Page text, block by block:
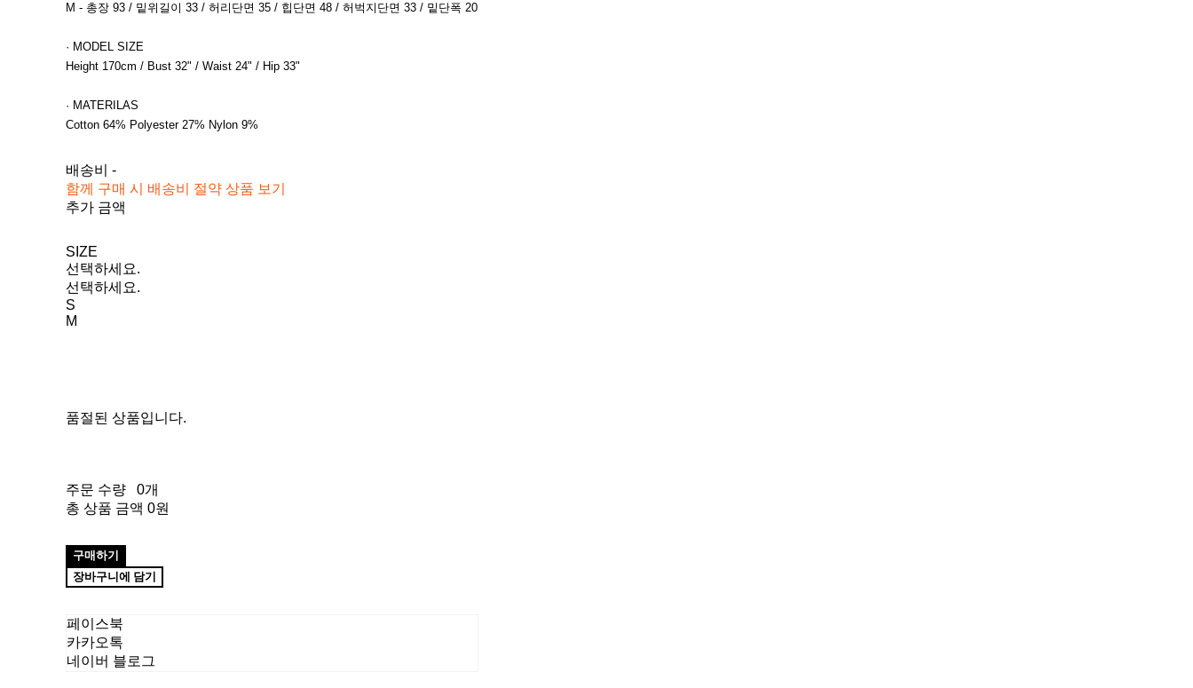
M - 총장 93 / 밑위길이 33 / 허리단면 35 / 힙단면 48 / 허벅지단면 33 / 밑단폭 20
· MODEL SIZE
Height 170cm / Bust 32" / Waist 24" / Hip 33"
· MATERILAS
Cotton 64% Polyester 27% Nylon 9%
배송비-
함께 구매 시 배송비 절약 상품 보기
추가 금액
SIZE
선택하세요.
선택하세요.
S
M
품절된 상품입니다.
주문 수량
0개
총 상품 금액 0원
구매하기
장바구니에 담기
페이스북
카카오톡
네이버 블로그